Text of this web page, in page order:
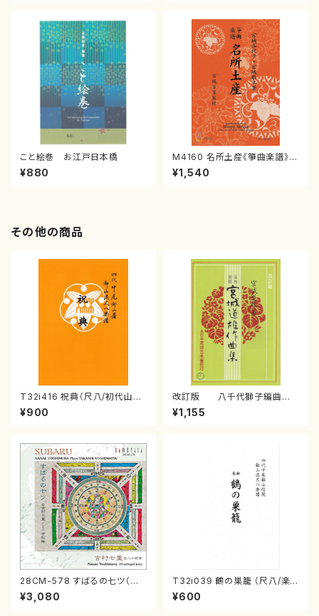
こと絵巻 お江戸日本橋
¥880
M4160 名所土産《箏曲楽譜》
（箏/宮城喜代子・宮城数江著・
宮城宗家監修/箏曲古典楽譜）
¥1,540
その他の商品
T32i416 祝典（尺八/初代山川
園松/楽譜）都山流公刊楽譜曲
番:2121
¥900
改訂版 八千代獅子編曲
（編曲八千代獅子）(/宮城道
雄/楽譜）
¥1,155
28CM-578 すばるの七ツ（二
十絃箏/クラリネット/ヴァイオリ
ン/チェロ/吉松 隆：/CD）
¥3,080
T32i039 鶴の巣籠 （尺八/楽
譜）都山no.38
¥600